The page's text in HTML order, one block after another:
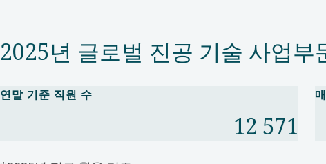
2025년 글로벌 진공 기술 사업부
연말 기준 직원 수
12 571